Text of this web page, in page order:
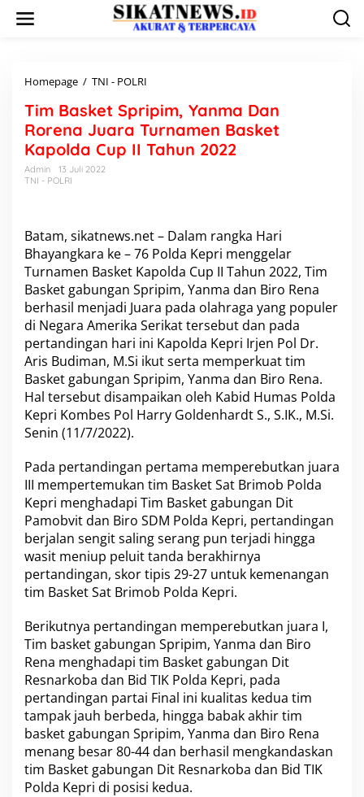
Homepage / TNI - POLRI
m
B
a
s
r
i
p
i
,
Y
a
n
m
a
D
a
o
r
e
n
a
J
u
a
r
a
u
n
a
m
e
n
B
a
s
k
e
Tim Basket Spripim, Yanma Dan
Rorena Juara Turnamen Basket
Kapolda Cup II Tahun 2022
Admin
13 Juli 2022
TNI - POLRI
Batam, sikatnews.net – Dalam rangka Hari
Bhayangkara ke – 76 Polda Kepri menggelar
Turnamen Basket Kapolda Cup II Tahun 2022, Tim
Basket gabungan Spripim, Yanma dan Biro Rena
berhasil menjadi Juara pada olahraga yang populer
di Negara Amerika Serikat tersebut dan pada
pertandingan hari ini Kapolda Kepri Irjen Pol Dr.
Aris Budiman, M.Si ikut serta memperkuat tim
Basket gabungan Spripim, Yanma dan Biro Rena.
Hal tersebut disampaikan oleh Kabid Humas Polda
Kepri Kombes Pol Harry Goldenhardt S., S.IK., M.Si.
Senin (11/7/2022).
Pada pertandingan pertama memperebutkan juara
III mempertemukan tim Basket Sat Brimob Polda
Kepri menghadapi Tim Basket gabungan Dit
Pamobvit dan Biro SDM Polda Kepri, pertandingan
berjalan sengit saling serang pun terjadi hingga
wasit meniup peluit tanda berakhirnya
pertandingan, skor tipis 29-27 untuk kemenangan
tim Basket Sat Brimob Polda Kepri.
Berikutnya pertandingan memperebutkan juara I,
Tim basket gabungan Spripim, Yanma dan Biro
Rena menghadapi tim Basket gabungan Dit
Resnarkoba dan Bid TIK Polda Kepri, pada
pertandingan partai Final ini kualitas kedua tim
tampak jauh berbeda, hingga babak akhir tim
basket gabungan Spripim, Yanma dan Biro Rena
menang besar 80-44 dan berhasil mengkandaskan
tim Basket gabungan Dit Resnarkoba dan Bid TIK
Polda Kepri di posisi kedua.